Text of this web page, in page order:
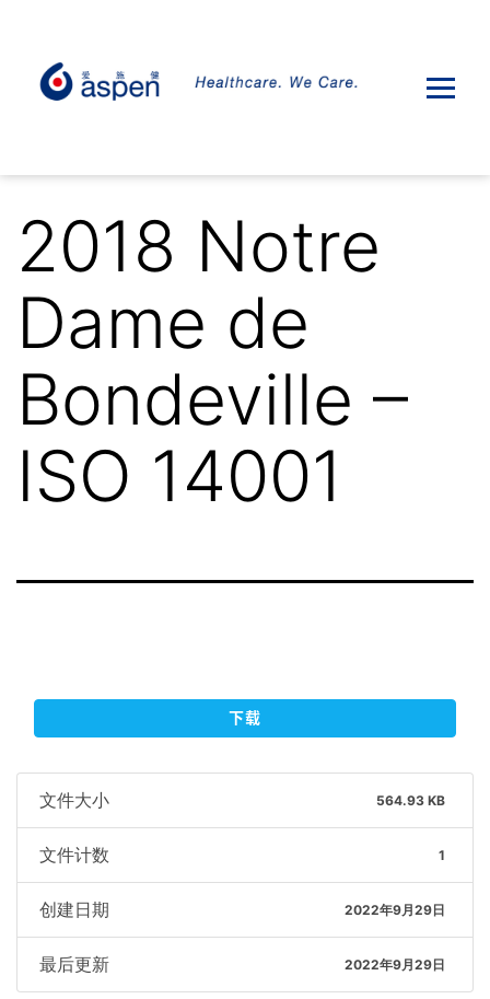
2018 Notre
Dame de
Bondeville –
ISO 14001
下载
文件大小 564.93 KB
文件计数 1
创建日期 2022年9月29日
最后更新 2022年9月29日